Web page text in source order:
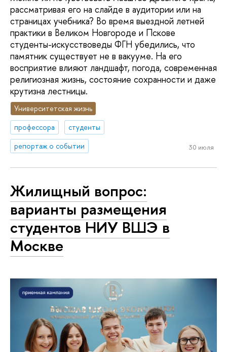
рассматривая его на слайде в аудитории или на
страницах учебника? Во время выездной летней
практики в Великом Новгороде и Пскове
студенты-искусствоведы ФГН убедились, что
памятник существует не в вакууме. На его
восприятие влияют ландшафт, погода, современная
религиозная жизнь, состояние сохранности и даже
крутизна лестницы.
Университетская жизнь
профессора
студенты
репортаж о событии
30 июля
Жилищный вопрос:
варианты размещения
студентов НИУ ВШЭ в
Москве